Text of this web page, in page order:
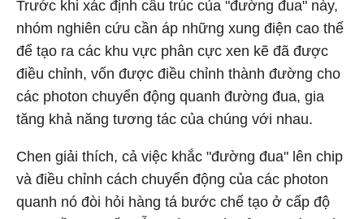
Trước khi xác định cấu trúc của "đường đua" này,
nhóm nghiên cứu cần áp những xung điện cao thế
để tạo ra các khu vực phân cực xen kẽ đã được
điều chỉnh, vốn được điều chỉnh thành đường cho
các photon chuyển động quanh đường đua, gia
tăng khả năng tương tác của chúng với nhau.
Chen giải thích, cả việc khắc "đường đua" lên chip
và điều chỉnh cách chuyển động của các photon
quanh nó đòi hỏi hàng tá bước chế tạo ở cấp độ